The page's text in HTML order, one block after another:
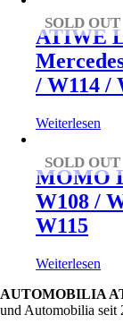
SOLD OUT
ATIWE
/ W114 /
Weiterlesen
SOLD OUT
MOMO
W108 /
W115
Weiterlesen
AUTOMOBILIA
und Automobilia seit